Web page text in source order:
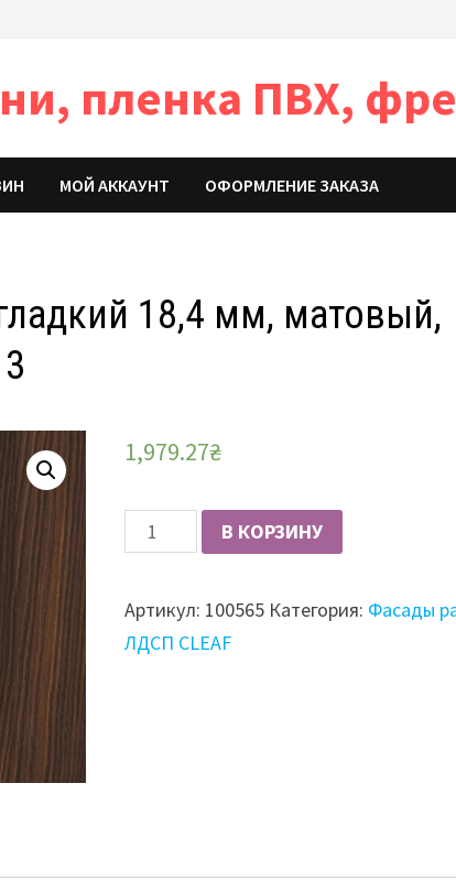
пленка ПВХ,
МОЙ АККАУНТ ОФОРМЛЕНИЕ ЗАКАЗА
18,4 мм, матовый,
1,979.27₴
Количество
Фасад
ЛДCП
CLEAF
В КОРЗИНУ
Артикул: 100565 Категория: Фасады
ЛДСП CLEAF